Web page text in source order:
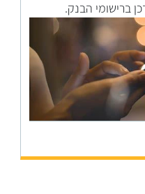
ברישומי הבנק.